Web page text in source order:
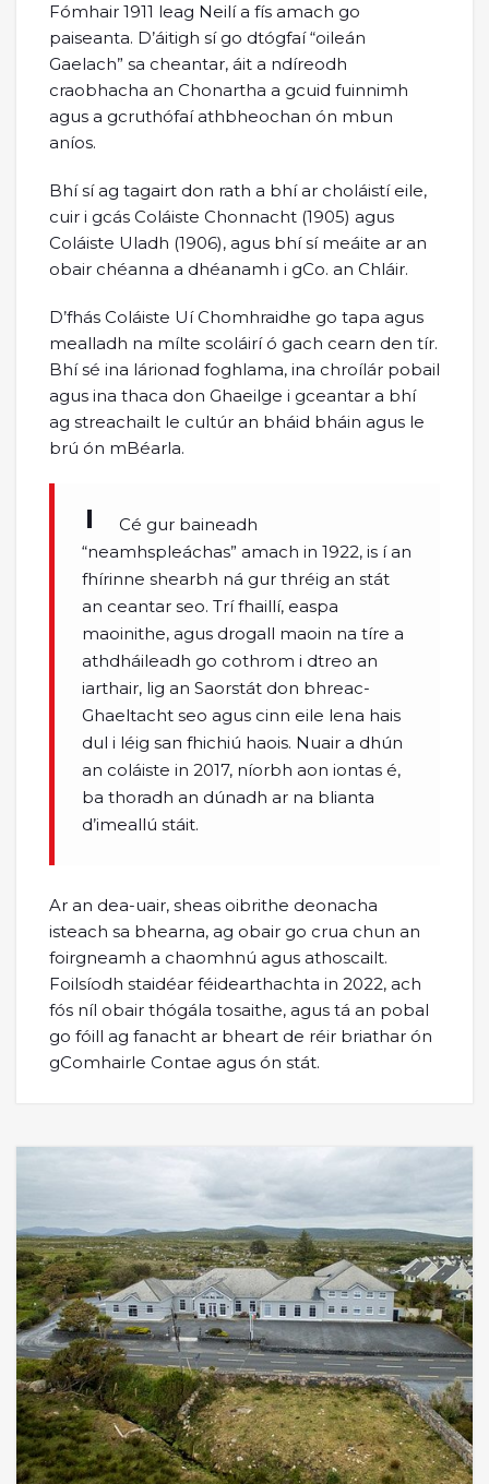
Fómhair 1911 leag Neilí a fís amach go
paiseanta. D’áitigh sí go dtógfaí “oileán
Gaelach” sa cheantar, áit a ndíreodh
craobhacha an Chonartha a gcuid fuinnimh
agus a gcruthófaí athbheochan ón mbun
aníos.
Bhí sí ag tagairt don rath a bhí ar choláistí eile,
cuir i gcás Coláiste Chonnacht (1905) agus
Coláiste Uladh (1906), agus bhí sí meáite ar an
obair chéanna a dhéanamh i gCo. an Chláir.
D’fhás Coláiste Uí Chomhraidhe go tapa agus
mealladh na mílte scoláirí ó gach cearn den tír.
Bhí sé ina lárionad foghlama, ina chroílár pobail
agus ina thaca don Ghaeilge i gceantar a bhí
ag streachailt le cultúr an bháid bháin agus le
brú ón mBéarla.
Cé gur baineadh
“neamhspleáchas” amach in 1922, is í an
fhírinne shearbh ná gur thréig an stát
an ceantar seo. Trí fhaillí, easpa
maoinithe, agus drogall maoin na tíre a
athdháileadh go cothrom i dtreo an
iarthair, lig an Saorstát don bhreac-
Ghaeltacht seo agus cinn eile lena hais
dul i léig san fhichiú haois. Nuair a dhún
an coláiste in 2017, níorbh aon iontas é,
ba thoradh an dúnadh ar na blianta
d’imeallú stáit.
Ar an dea-uair, sheas oibrithe deonacha
isteach sa bhearna, ag obair go crua chun an
foirgneamh a chaomhnú agus athoscailt.
Foilsíodh staidéar féidearthachta in 2022, ach
fós níl obair thógála tosaithe, agus tá an pobal
go fóill ag fanacht ar bheart de réir briathar ón
gComhairle Contae agus ón stát.